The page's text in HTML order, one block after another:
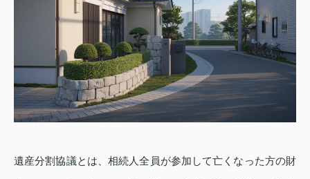
遺産分割協議とは、相続人全員が参加して亡くなった方の財